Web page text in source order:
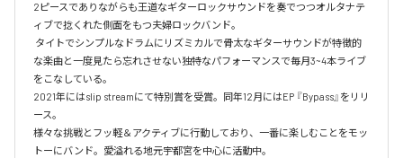
2ピースでありながらも王道なギターロックサウンドを奏でつつオルタナテ
ィブで捻くれた側面をもつ夫婦ロックバンド。
な楽曲と一度見たら忘れさせない独特なパフォーマンスで毎月3~4本ライブ
をこなしている。
2021年にはslip streamにて特別賞を受賞。同年12月にはEP 『Bypass』をリリ
ース。
様々な挑戦とフッ軽＆アクティブに行動しており、一番に楽しむことをモッ
トーにバンド。愛溢れる地元宇都宮を中心に活動中。